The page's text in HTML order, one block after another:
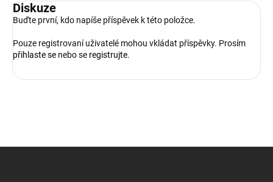
Diskuze
Buďte první, kdo napíše příspěvek k této položce.
Pouze registrovaní uživatelé mohou vkládat příspěvky. Prosím
přihlaste se nebo se registrujte.